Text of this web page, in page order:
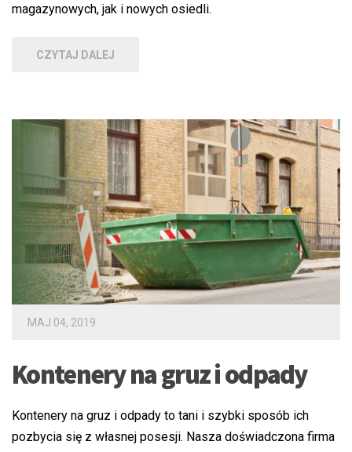
magazynowych, jak i nowych osiedli.
CZYTAJ DALEJ
MAJ 04, 2019
Kontenery na gruz i odpady
Kontenery na gruz i odpady to tani i szybki sposób ich
pozbycia się z własnej posesji. Nasza doświadczona firma